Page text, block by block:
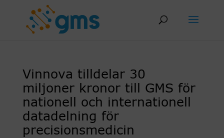
Vinnova tilldelar 30
miljoner kronor till GMS för
nationell och internationell
datadelning för
precisionsmedicin